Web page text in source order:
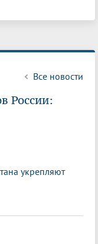
Все новости
России:
укрепляют